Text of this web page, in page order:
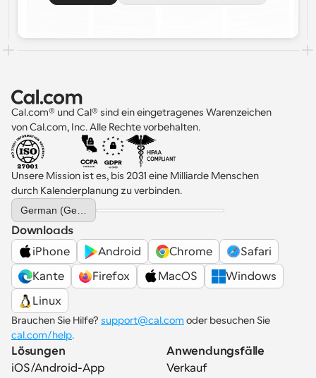
Cal.com® und Cal® sind ein eingetragenes Warenzeichen
von Cal.com, Inc. Alle Rechte vorbehalten.
Unsere Mission ist es, bis 2031 eine Milliarde Menschen
durch Kalenderplanung zu verbinden.
Select Language
Downloads
iPhone
Android Chrome
Safari
Kante
Firefox MacOS
Windows
Linux
Brauchen Sie Hilfe? support@cal.com
cal.com/help.
Lösungen
iOS/Android-App
Anwendungsfälle
Verkauf